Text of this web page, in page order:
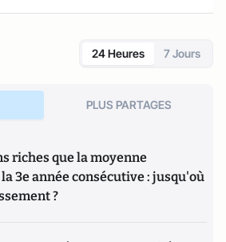
24 Heures 7 Jours
PLUS PARTAGES
riches que la moyenne
3e année consécutive : jusqu'où
?